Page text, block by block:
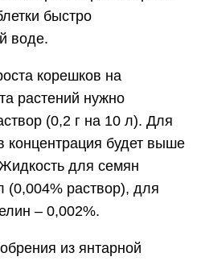
быстро
воде.
корешков на
растений нужно
(0,2 г на 10 л). Для
концентрация будет выше
для семян
(0,004% раствор), для
– 0,002%.
из янтарной